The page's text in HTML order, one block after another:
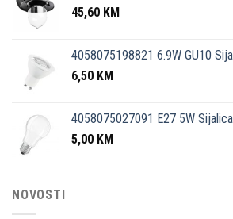
45,60 KM
4058075198821 6.9W GU10
6,50 KM
4058075027091 E27 5W Sijalica
5,00 KM
NOVOSTI